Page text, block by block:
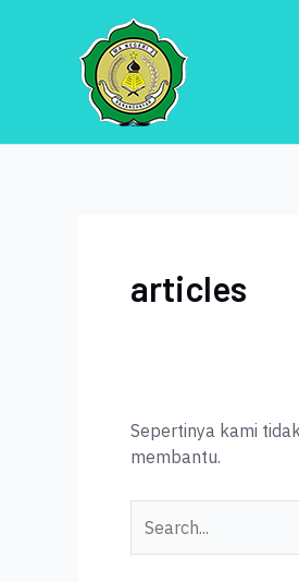
articles
Sepertinya kami
membantu.
Cari
untuk: